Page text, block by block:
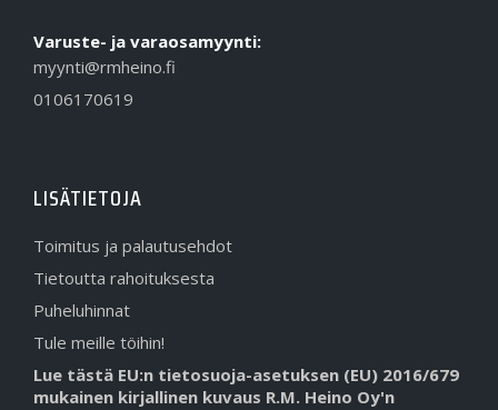
Varuste- ja varaosamyynti:
myynti@rmheino.fi
0106170619
LISÄTIETOJA
Toimitus ja palautusehdot
Tietoutta rahoituksesta
Puheluhinnat
Tule meille töihin!
Lue tästä EU:n tietosuoja-asetuksen (EU) 2016/679
mukainen kirjallinen kuvaus R.M. Heino Oy'n